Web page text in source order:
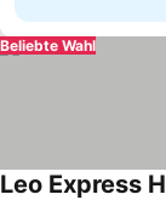
Beliebte Wahl
Leo Express